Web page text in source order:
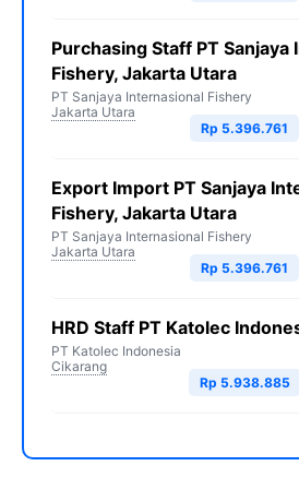
Purchasing Staff PT Sanjaya
Fishery, Jakarta Utara
PT Sanjaya Internasional Fishery
Jakarta Utara
Rp 5.396.761
Export Import PT Sanjaya
Fishery, Jakarta Utara
PT Sanjaya Internasional Fishery
Jakarta Utara
Rp 5.396.761
HRD Staff PT Katolec
PT Katolec Indonesia
Cikarang
Rp 5.938.885